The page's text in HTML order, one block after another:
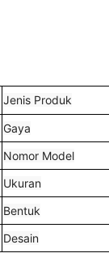
Jenis Produk
Gaya
Nomor Model
Ukuran
Bentuk
Desain